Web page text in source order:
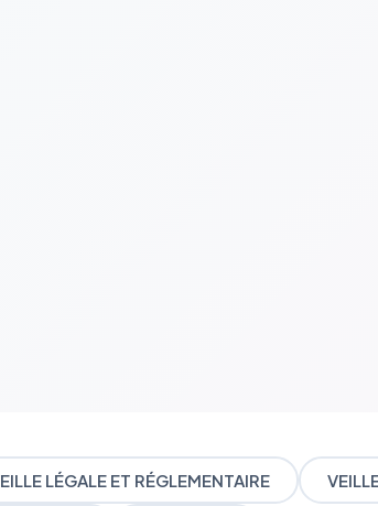
LÉGALE ET RÉGLEMENTAIRE